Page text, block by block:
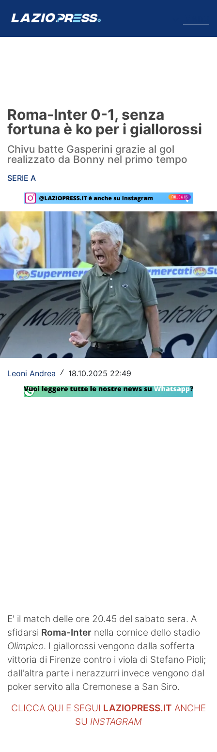
Formello
Infortuni
Primavera
Lazio Women
Rassegna Lazio
Social
Calcio
Serie A
Champions League
Europa League
Altri Sport
Formula 1
Roma-Inter 0-1, senza
fortuna è ko per i giallorossi
Chivu batte Gasperini grazie al gol
realizzato da Bonny nel primo tempo
SERIE A
Leoni Andrea / 18.10.2025 22:49
E' il match delle ore 20.45 del sabato sera. A
sfidarsi Roma-Inter nella cornice dello stadio
Olimpico. I giallorossi vengono dalla sofferta
vittoria di Firenze contro i viola di Stefano Pioli;
dall'altra parte i nerazzurri invece vengono dal
poker servito alla Cremonese a San Siro.
CLICCA QUI E SEGUI LAZIOPRESS.IT ANCHE
SU INSTAGRAM